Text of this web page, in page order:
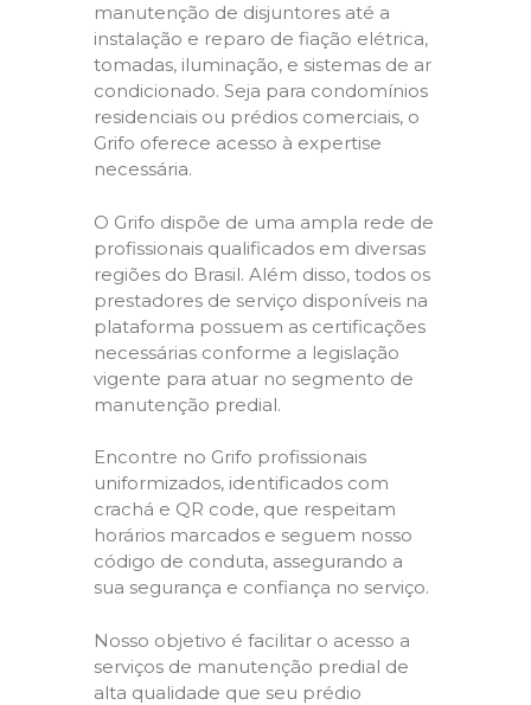
manutenção de disjuntores até a
instalação e reparo de fiação elétrica,
tomadas, iluminação, e sistemas de ar
condicionado. Seja para condomínios
residenciais ou prédios comerciais, o
Grifo oferece acesso à expertise
necessária.
O Grifo dispõe de uma ampla rede de
profissionais qualificados em diversas
regiões do Brasil. Além disso, todos os
prestadores de serviço disponíveis na
plataforma possuem as certificações
necessárias conforme a legislação
vigente para atuar no segmento de
manutenção predial.
Encontre no Grifo profissionais
uniformizados, identificados com
crachá e QR code, que respeitam
horários marcados e seguem nosso
código de conduta, assegurando a
sua segurança e confiança no serviço.
Nosso objetivo é facilitar o acesso a
serviços de manutenção predial de
alta qualidade que seu prédio